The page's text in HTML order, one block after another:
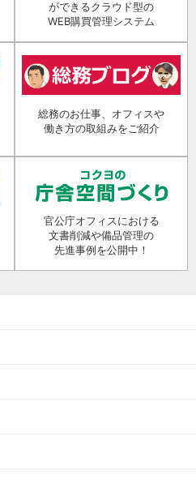
ができるクラウド型の
WEB購買管理システム
総務のお仕事、オフィスや
働き方の取組みをご紹介
官公庁オフィスにおける
文書削減や備品管理の
先進事例を公開中！